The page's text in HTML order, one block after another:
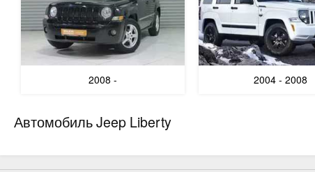
2008 - 2004 - 2008
Автомобиль Jeep Liberty